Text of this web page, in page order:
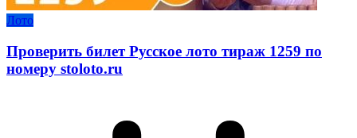
Лото
Проверить билет Русское лото тираж 1259 по
номеру stoloto.ru